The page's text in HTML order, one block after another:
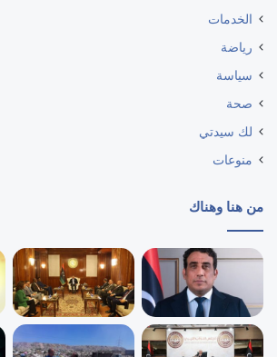
الخدمات
رياضة
سياسة
صحة
لك سيدتي
منوعات
من هنا وهناك